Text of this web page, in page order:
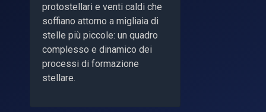
protostellari e venti caldi che
soffiano attorno a migliaia di
stelle più piccole: un quadro
complesso e dinamico dei
processi di formazione
stellare.